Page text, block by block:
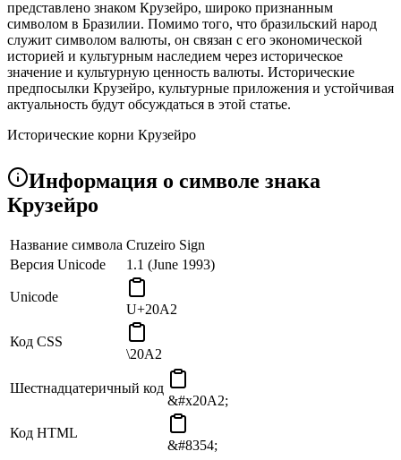
представлено знаком Крузейро, широко признанным
символом в Бразилии. Помимо того, что бразильский народ
служит символом валюты, он связан с его экономической
историей и культурным наследием через историческое
значение и культурную ценность валюты. Исторические
предпосылки Крузейро, культурные приложения и устойчивая
актуальность будут обсуждаться в этой статье.
Исторические корни Крузейро
Бразильский крейсер (CR$), который имел решающее
значение для экономического развития Бразилии в 20-м веке,
символизируется Крузейро Знаком. Слово «Крузейро»
является отражением культурного и языкового влияния
Культурная значимость
Знак Крузейро является культурной эмблемой, которая
представляет экономическую историю Бразилии, основные
ценности и культурное наследие. Это больше, чем просто
представление своей валюты. Это отражает динамичное
взаимодействие между бизнесом и культурой, которое долгое
время было частью бразильского общества.
Исторический Символ валюты: Основной функцией
Крузейро было представление бразильского крестзиро
Информация о символе знака
Крузейро
Название символа Cruzeiro Sign
Версия Unicode
1.1 (June 1993)
Unicode
U+20A2
Код CSS
\20A2
Шестнадцатеричный код
&#x20A2;
Код HTML
&#8354;